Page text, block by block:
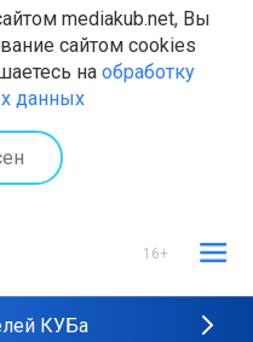
mediakub.net, Вы
сайтом cookies
на обработку
данных
16+
КУБа